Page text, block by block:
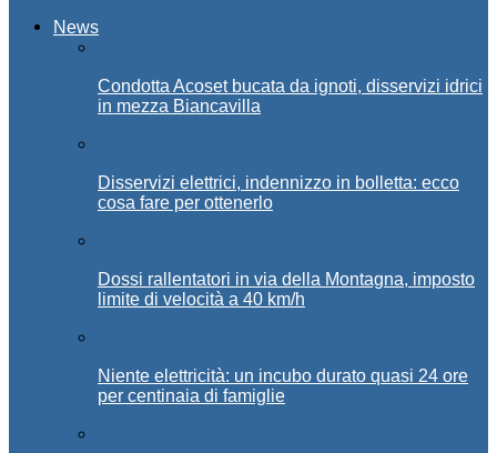
News
Condotta Acoset bucata da ignoti, disservizi idrici
in mezza Biancavilla
Disservizi elettrici, indennizzo in bolletta: ecco
cosa fare per ottenerlo
Dossi rallentatori in via della Montagna, imposto
limite di velocità a 40 km/h
Niente elettricità: un incubo durato quasi 24 ore
per centinaia di famiglie